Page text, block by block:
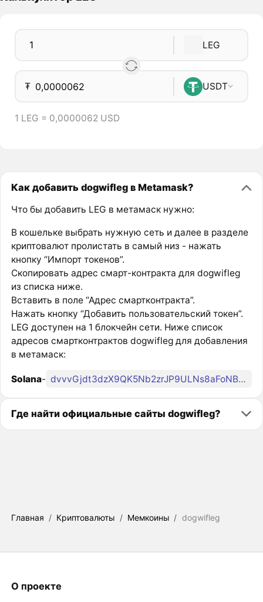
LEG
₮ USDT
1 LEG = 0,0000062 USD
Как добавить dogwifleg в Metamask?
Что бы добавить LEG в метамаск нужно:
В кошельке выбрать нужную сеть и далее в разделе
криптовалют пролистать в самый низ - нажать
кнопку “Импорт токенов”.
Скопировать адрес смарт-контракта для dogwifleg
из списка ниже.
Вставить в поле “Адрес смартконтракта”.
Нажать кнопку “Добавить пользовательский токен”.
LEG доступен на 1 блокчейн сети. Ниже список
адресов смартконтрактов dogwifleg для добавления
в метамаск:
Solana- dvvvGjdt3dzX9QK5Nb2zrJP9ULNs8aFoNBjdY4uwJmi
Где найти официальные сайты dogwifleg?
Главная / Криптовалюты / Мемкоины / dogwifleg
О проекте